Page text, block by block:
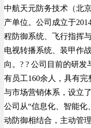
中航天元防务技术（北
产单位。公司成立于
程防御系统、飞行指挥
电视转播系统、装甲作
向。? ? 公司目前的研
有员工160余人，具有
与市场营销体系，设立
公司从“信息化、智能化
动防御相结合，主动管